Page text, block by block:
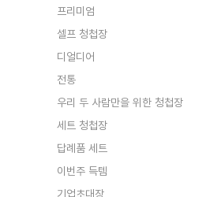
프리미엄
셀프 청첩장
디얼디어
전통
우리 두 사람만을 위한 청첩장
세트 청첩장
답례품 세트
이번주 득템
기업초대장